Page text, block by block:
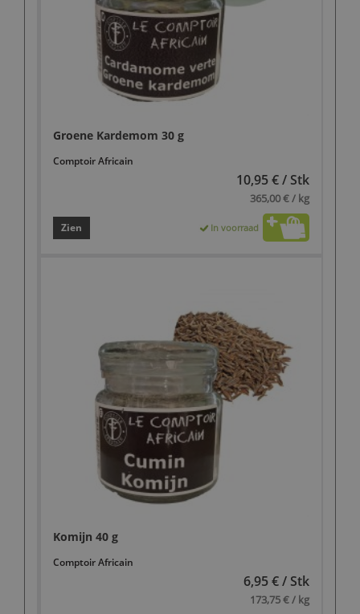
Groene Kardemom 30 g
Comptoir Africain
10,95 € / Stk
365,00 € / kg
Zien In voorraad
Komijn 40 g
Comptoir Africain
6,95 € / Stk
173,75 € / kg